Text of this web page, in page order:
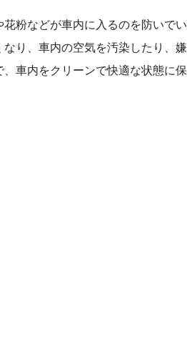
粉などが車内に入るのを防いでい
り、車内の空気を汚染したり、嫌
車内をクリーンで快適な状態に保